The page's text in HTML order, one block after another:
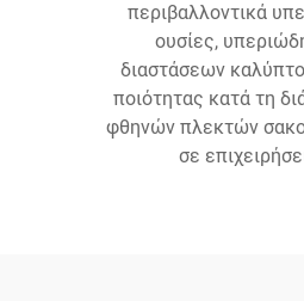
περιβαλλοντικά
ουσίες,
διαστάσεων
ποιότητας κατά τη
φθηνών πλεκτών
σε